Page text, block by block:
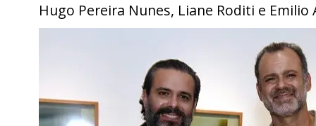
Hugo Pereira Nunes, Liane Roditi e Emilio